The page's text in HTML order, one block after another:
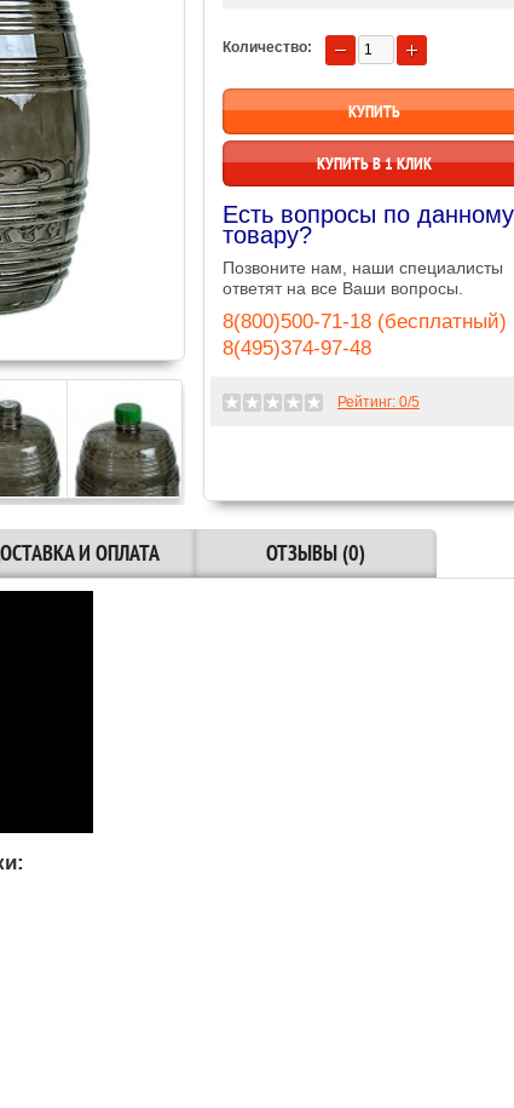
Количество:
КУПИТЬ В 1 КЛИК
Есть вопросы по данному
товару?
Позвоните нам, наши специалисты
ответят на все Ваши вопросы.
8(800)500-71-18 (бесплатный)
8(495)374-97-48
Рейтинг: 0/5
И ОПЛАТА ОТЗЫВЫ (0)